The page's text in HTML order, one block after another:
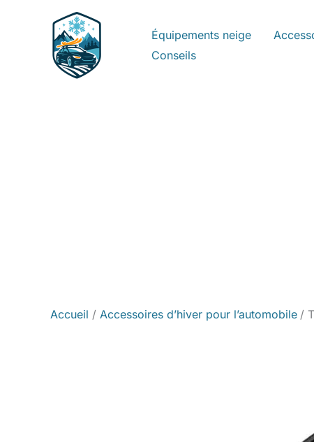
Équipements neige
Conseils
Accueil Accessoires d’hiver pour l’automobile